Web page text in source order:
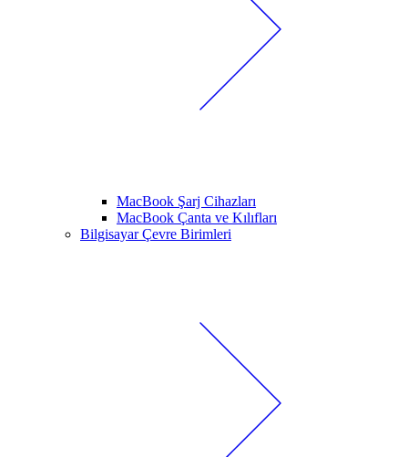
MacBook Şarj Cihazları
MacBook Çanta ve Kılıfları
Bilgisayar Çevre Birimleri